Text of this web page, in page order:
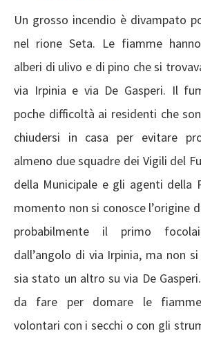
Un grosso incendio è divampato
nel rione Seta. Le fiamme
alberi di ulivo e di pino che si
via Irpinia e via De Gasperi. Il
poche difficoltà ai residenti che
chiudersi in casa per evitare
almeno due squadre dei Vigili del
della Municipale e gli agenti della
momento non si conosce l’origine
probabilmente il primo
dall’angolo di via Irpinia, ma non
sia stato un altro su via De
da fare per domare le
volontari con i secchi o con gli